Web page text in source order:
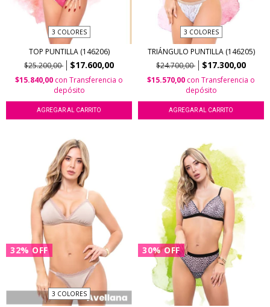
3 COLORES
TOP PUNTILLA (146206)
$25.200,00
$17.600,00
$15.840,00 con Transferencia o
depósito
AGREGAR AL CARRITO
3 COLORES
TRIÁNGULO PUNTILLA (146205)
$24.700,00
$17.300,00
$15.570,00 con Transferencia o
depósito
AGREGAR AL CARRITO
32%OFF
3 COLORES
30%OFF